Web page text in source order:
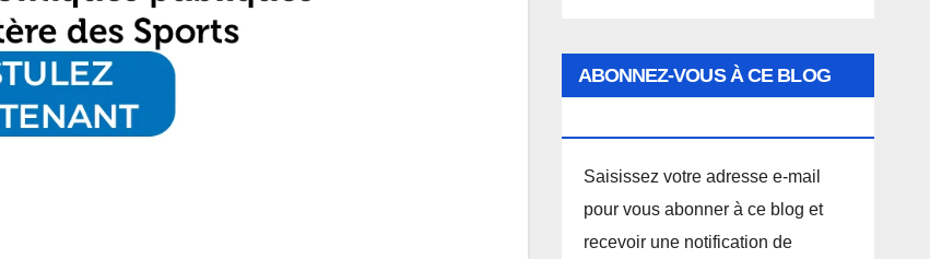
ABONNEZ-VOUS À CE BLOG
Saisissez votre adresse e-mail
pour vous abonner à ce blog et
recevoir une notification de